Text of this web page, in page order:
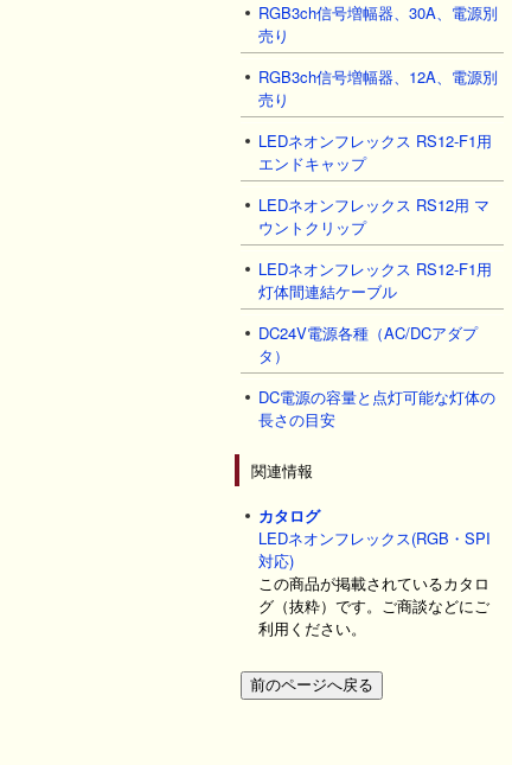
RGB3ch信号増幅器、30A、電源別
売り
RGB3ch信号増幅器、12A、電源別
売り
LEDネオンフレックス RS12-F1用
エンドキャップ
LEDネオンフレックス RS12用 マ
ウントクリップ
LEDネオンフレックス RS12-F1用
灯体間連結ケーブル
DC24V電源各種（AC/DCアダプ
タ）
DC電源の容量と点灯可能な灯体の
長さの目安
関連情報
カタログ
LEDネオンフレックス(RGB・SPI
対応)
この商品が掲載されているカタロ
グ（抜粋）です。ご商談などにご
利用ください。